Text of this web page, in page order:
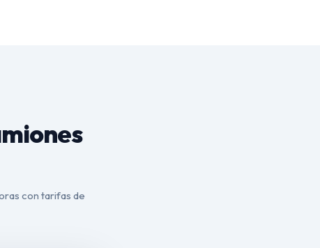
con tarifas de